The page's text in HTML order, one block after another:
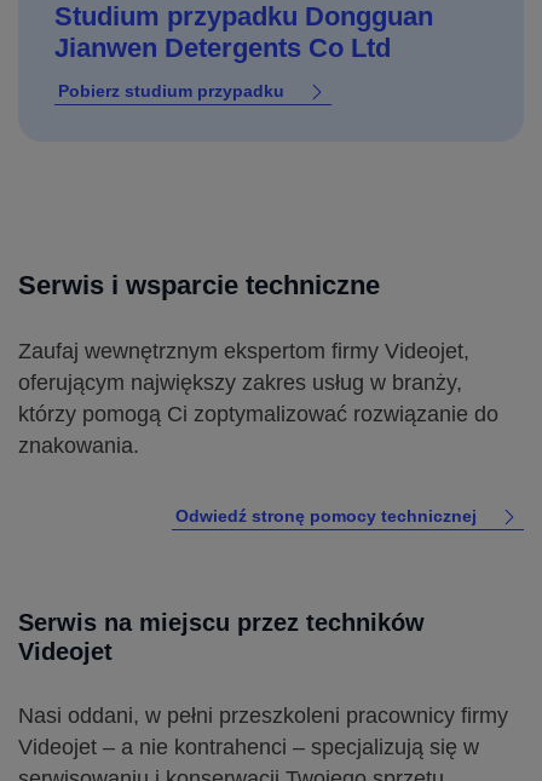
Studium przypadku Dongguan
Jianwen Detergents Co Ltd
Pobierz studium przypadku
Serwis i wsparcie techniczne
Zaufaj wewnętrznym ekspertom firmy Videojet,
oferującym największy zakres usług w branży,
którzy pomogą Ci zoptymalizować rozwiązanie do
znakowania.
Odwiedź stronę pomocy technicznej
Serwis na miejscu przez techników
Videojet
Nasi oddani, w pełni przeszkoleni pracownicy firmy
Videojet – a nie kontrahenci – specjalizują się w